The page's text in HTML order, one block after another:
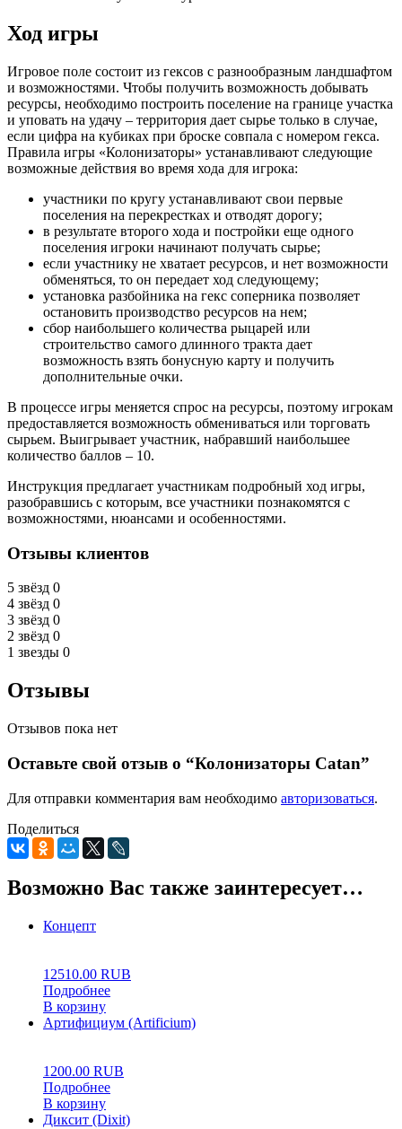
Ход игры
Игровое поле состоит из гексов с разнообразным ландшафтом
и возможностями. Чтобы получить возможность добывать
ресурсы, необходимо построить поселение на границе участка
и уповать на удачу – территория дает сырье только в случае,
если цифра на кубиках при броске совпала с номером гекса.
Правила игры «Колонизаторы» устанавливают следующие
возможные действия во время хода для игрока:
участники по кругу устанавливают свои первые
поселения на перекрестках и отводят дорогу;
в результате второго хода и постройки еще одного
поселения игроки начинают получать сырье;
если участнику не хватает ресурсов, и нет возможности
обменяться, то он передает ход следующему;
установка разбойника на гекс соперника позволяет
остановить производство ресурсов на нем;
сбор наибольшего количества рыцарей или
строительство самого длинного тракта дает
возможность взять бонусную карту и получить
дополнительные очки.
В процессе игры меняется спрос на ресурсы, поэтому игрокам
предоставляется возможность обмениваться или торговать
сырьем. Выигрывает участник, набравший наибольшее
количество баллов – 10.
Инструкция предлагает участникам подробный ход игры,
разобравшись с которым, все участники познакомятся с
возможностями, нюансами и особенностями.
Отзывы клиентов
5 звёзд 0
4 звёзд 0
3 звёзд 0
2 звёзд 0
1 звезды 0
Отзывы
Отзывов пока нет
Оставьте свой отзыв о “Колонизаторы Catan”
Для отправки комментария вам необходимо авторизоваться.
Поделиться
Возможно Вас также заинтересует…
Концепт
12510.00 RUB
Подробнее
В корзину
Артифициум (Artificium)
1200.00 RUB
Подробнее
В корзину
Диксит (Dixit)